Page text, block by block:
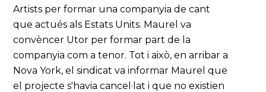
Artists per formar una companyia de cant
que actués als Estats Units. Maurel va
convèncer Utor per formar part de la
companyia com a tenor. Tot i això, en arribar a
Nova York, el sindicat va informar Maurel que
el projecte s'havia cancel·lat i que no existien